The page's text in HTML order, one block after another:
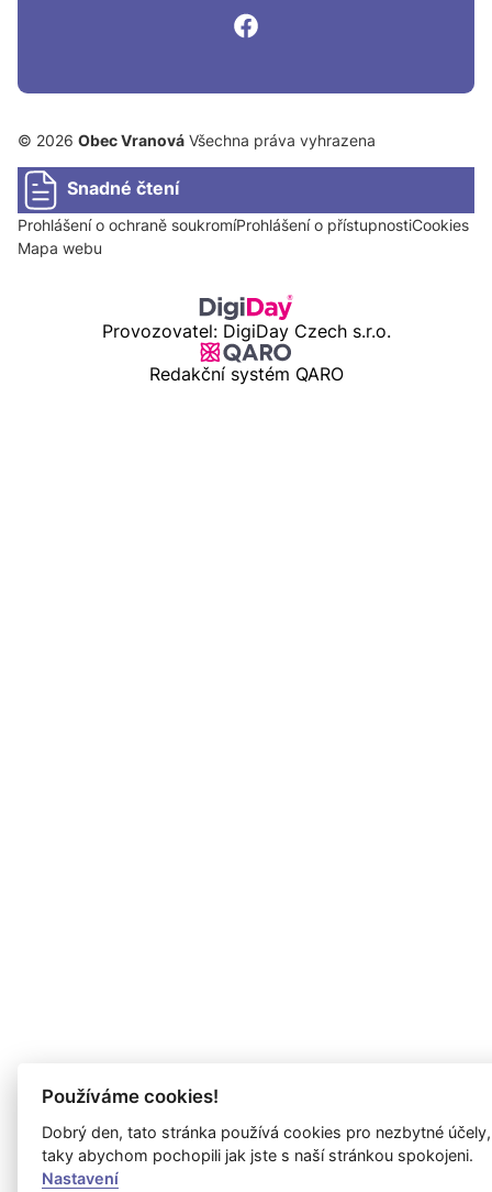
© 2026 Obec Vranová Všechna práva vyhrazena
Snadné čtení
Prohlášení o ochraně soukromíProhlášení o přístupnostiCookies
Mapa webu
Provozovatel: DigiDay Czech s.r.o.
Redakční systém QARO
Používáme cookies!
Dobrý den, tato stránka používá cookies pro nezbytné
taky abychom pochopili jak jste s naší stránkou spokojeni.
Nastavení